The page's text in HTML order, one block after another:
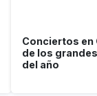
Conciertos en
de los
del año